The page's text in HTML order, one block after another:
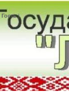
Гость|